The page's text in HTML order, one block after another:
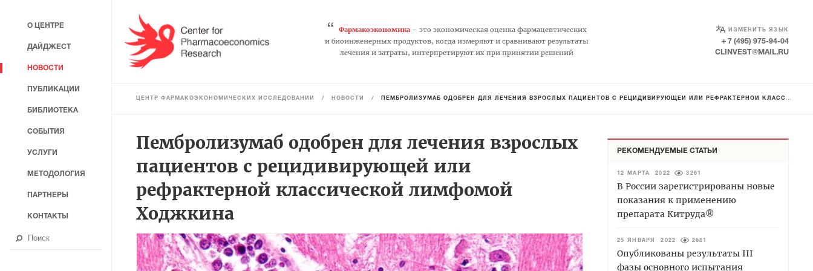
“ Фармакоэкономика– это экономическая оценка фармацевтических
и биоинженерных продуктов, когда измеряют и сравнивают результаты
лечения и затраты, интерпретируют их при принятии решений
ИЗМЕНИТЬ ЯЗЫК
SELECT LANGUAGE
+ 7 (495) 975-94-04
CLINVEST@MAIL.RU
ЦЕНТР ФАРМАКОЭКОНОМИЧЕСКИХ ИССЛЕДОВАНИЙ / НОВОСТИ / ПЕМБРОЛИЗУМАБ ОДОБРЕН ДЛЯ ЛЕЧЕНИЯ ВЗРОСЛЫХ ПАЦИЕНТОВ С РЕЦИДИВИРУЮЩЕЙ ИЛИ РЕФРАКТЕРНОЙ КЛАССИЧЕСКОЙ ЛИМФОМОЙ ХОДЖКИНА
Пембролизумаб одобрен для лечения взрослых
пациентов с рецидивирующей или
рефрактерной классической лимфомой
Ходжкина
РЕКОМЕНДУЕМЫЕ СТАТЬИ
12 МАРТА 2022 3261
В России зарегистрированы новые
показания к применению
препарата Китруда®
25 ЯНВАРЯ 2022 2681
Опубликованы результаты III
фазы основного испытания
О ЦЕНТРЕ
ДАЙДЖЕСТ
НОВОСТИ
ПУБЛИКАЦИИ
БИБЛИОТЕКА
СОБЫТИЯ
УСЛУГИ
МЕТОДОЛОГИЯ
ПАРТНЕРЫ
КОНТАКТЫ